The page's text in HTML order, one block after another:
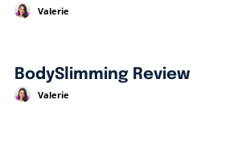
Valerie
BodySlimming Review
Valerie